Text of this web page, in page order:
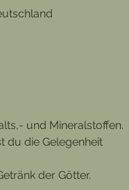
und Mineralstoffen.
du die Gelegenheit
der Götter.